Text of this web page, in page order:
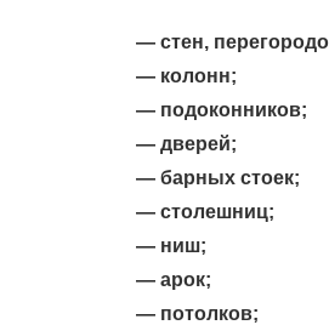
— стен,
— колонн;
— подоконников;
— дверей;
— барных стоек;
— столешниц;
— ниш;
— арок;
— потолков;